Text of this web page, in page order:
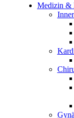
Medizin &